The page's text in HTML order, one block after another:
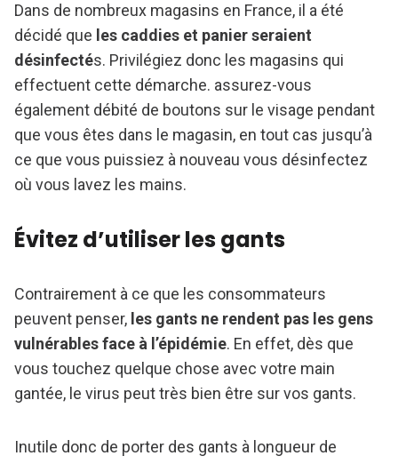
Dans de nombreux magasins en France, il a été
décidé que les caddies et panier seraient
désinfectés. Privilégiez donc les magasins qui
effectuent cette démarche. assurez-vous
également débité de boutons sur le visage pendant
que vous êtes dans le magasin, en tout cas jusqu’à
ce que vous puissiez à nouveau vous désinfectez
où vous lavez les mains.
Évitez d’utiliser les gants
Contrairement à ce que les consommateurs
peuvent penser, les gants ne rendent pas les gens
vulnérables face à l’épidémie. En effet, dès que
vous touchez quelque chose avec votre main
gantée, le virus peut très bien être sur vos gants.
Inutile donc de porter des gants à longueur de